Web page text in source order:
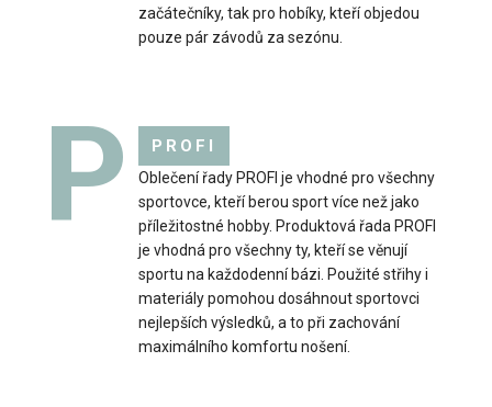
začátečníky, tak pro hobíky, kteří objedou
pouze pár závodů za sezónu.
P PROFI
Oblečení řady PROFI je vhodné pro všechny
sportovce, kteří berou sport více než jako
příležitostné hobby. Produktová řada PROFI
je vhodná pro všechny ty, kteří se věnují
sportu na každodenní bázi. Použité střihy i
materiály pomohou dosáhnout sportovci
nejlepších výsledků, a to při zachování
maximálního komfortu nošení.